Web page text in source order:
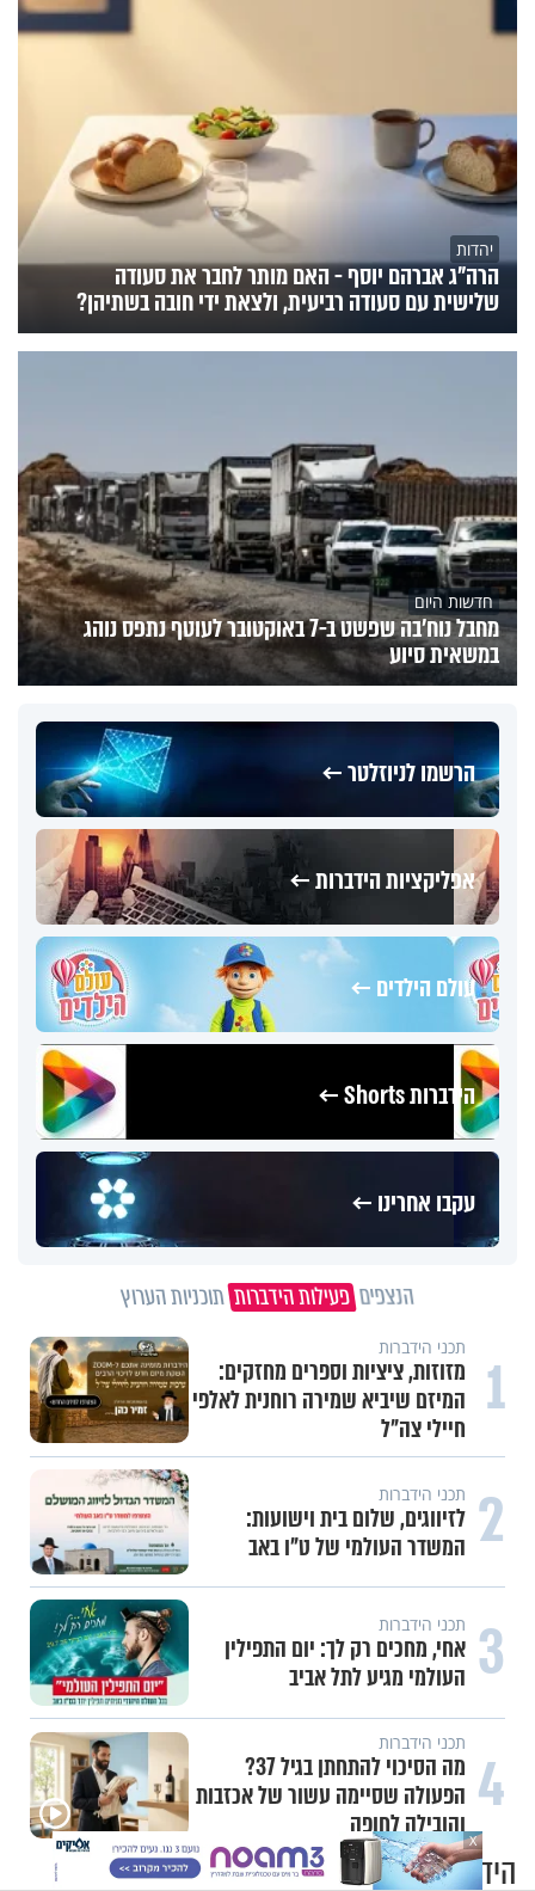
יהדות
הרה"ג אברהם יוסף - האם מותר לחבר את סעודה
שלישית עם סעודה רביעית, ולצאת ידי חובה בשתיהן?
חדשות היום
מחבל נוח'בה שפשט ב-7 באוקטובר לעוטף נתפס נוהג
במשאית סיוע
הרשמו לניוזלטר ←
אפליקציות הידברות ←
עולם הילדים ←
הידברות Shorts ←
עקבו אחרינו ←
הנצפים פעילות הידברות תוכניות הערוץ
1 תכני הידברות
מזוזות, ציציות וספרים מחזקים:
המיזם שיביא שמירה רוחנית לאלפי
חיילי צה"ל
2 תכני הידברות
לזיווגים, שלום בית וישועות:
המשדר העולמי של ט"ו באב
3 תכני הידברות
אחי, מחכים רק לך: יום התפילין
העולמי מגיע לתל אביב
4 תכני הידברות
מה הסיכוי להתחתן בגיל 37?
הפעולה שסיימה עשור של אכזבות
והובילה לחופה
הידברות שופס
X